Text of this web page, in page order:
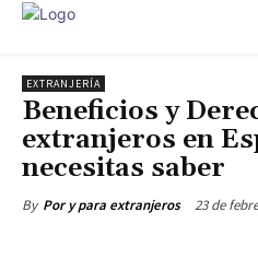
EXTRANJERÍA
Beneficios y
extranjeros en
necesitas saber
By Por y para extranjeros 23 de